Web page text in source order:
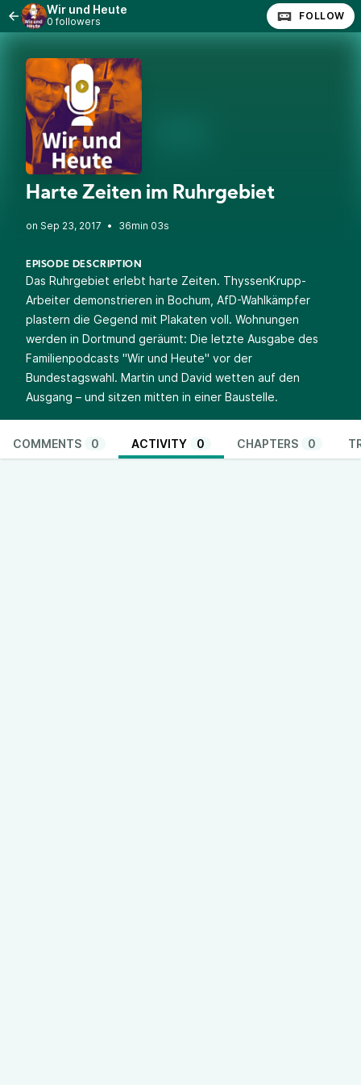
Wir und Heute
0 followers FOLLOW
Harte Zeiten im Ruhrgebiet
• 36min 03s
EPISODE DESCRIPTION
Das Ruhrgebiet erlebt harte Zeiten. ThyssenKrupp-
Arbeiter demonstrieren in Bochum, AfD-Wahlkämpfer
plastern die Gegend mit Plakaten voll. Wohnungen
werden in Dortmund geräumt: Die letzte Ausgabe des
Familienpodcasts "Wir und Heute" vor der
Bundestagswahl. Martin und David wetten auf den
Ausgang – und sitzen mitten in einer Baustelle.
COMMENTS 0 ACTIVITY 0 CHAPTERS 0